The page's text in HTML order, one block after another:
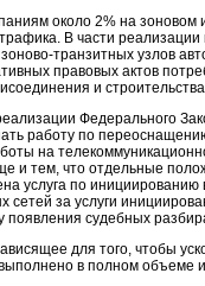
около 2% на зоновом
В части
зоново-транзитных узлов
правовых актов
и
Федерального
работу по
на
и тем, что отдельные
услуга по
за услуги
появления судебных
для того, чтобы
в полном объеме